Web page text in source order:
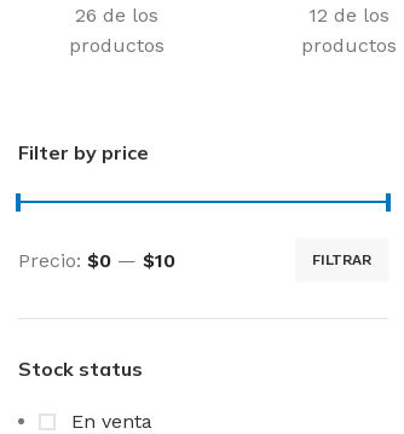
26 de los
productos
12 de los
productos
Filter by price
FILTRAR
Precio: $0 — $10
Stock status
En venta